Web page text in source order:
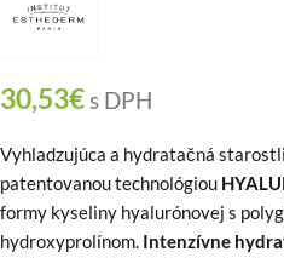
30,53€s DPH
Vyhladzujúca a hydratačná
patentovanou technológiou
formy kyseliny hyalurónovej s
hydroxyprolínom. Intenzívne